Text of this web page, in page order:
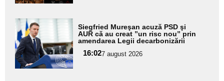
Adaugă
aici textul
pentru
subtitlu
Siegfried Mureşan acuză PSD şi
AUR că au creat ”un risc nou” prin
amendarea Legii decarbonizării
16:027 august 2026